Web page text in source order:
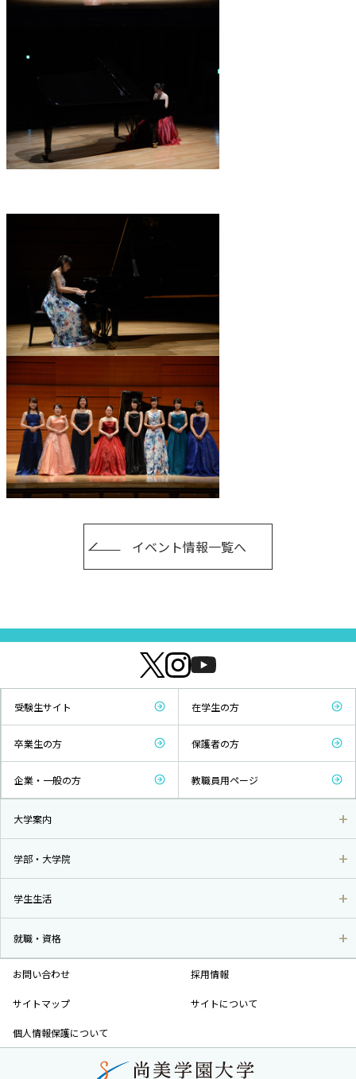
イベント情報一覧へ
受験生サイト 在学生の方
卒業生の方 保護者の方
企業・一般の方 教職員用ページ
大学案内
学部・大学院
学生生活
就職・資格
お問い合わせ 採用情報
サイトマップ サイトについて
個人情報保護について